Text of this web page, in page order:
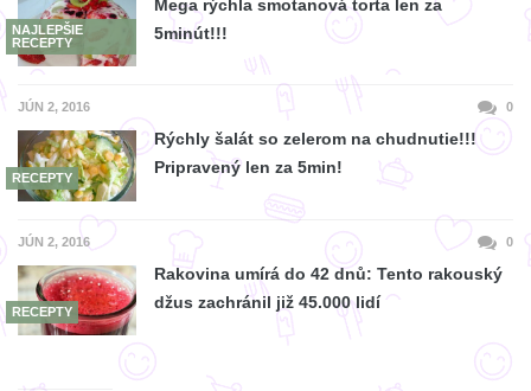
NAJLEPŠIE
RECEPTY
Mega rýchla smotanová torta len za
5minút!!!
JÚN 2, 2016 0
RECEPTY
Rýchly šalát so zelerom na chudnutie!!!
Pripravený len za 5min!
JÚN 2, 2016 0
RECEPTY
Rakovina umírá do 42 dnů: Tento rakouský
džus zachránil již 45.000 lidí